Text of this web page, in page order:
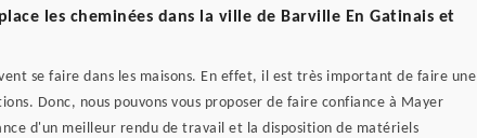
les cheminées dans la ville de Barville En Gatinais et
se faire dans les maisons. En effet, il est très important de faire une
Donc, nous pouvons vous proposer de faire confiance à Mayer
d'un meilleur rendu de travail et la disposition de matériels